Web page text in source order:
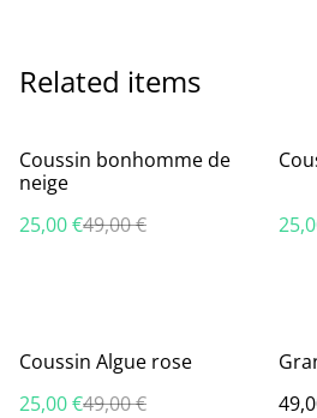
Related items
%
Coussin bonhomme de
neige
25,00 €49,00 €
%
%
Coussin Algue rose
25,00 €49,00 €